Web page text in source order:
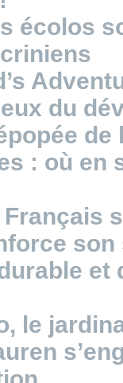
écolos
du
de
: où en
Français
et
le